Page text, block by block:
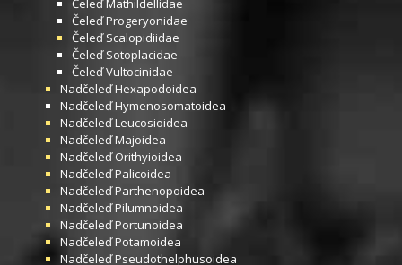
ČeleďMathildellidae
ČeleďProgeryonidae
ČeleďScalopidiidae
ČeleďSotoplacidae
ČeleďVultocinidae
NadčeleďHexapodoidea
NadčeleďHymenosomatoidea
NadčeleďLeucosioidea
NadčeleďMajoidea
NadčeleďOrithyioidea
NadčeleďPalicoidea
NadčeleďParthenopoidea
NadčeleďPilumnoidea
NadčeleďPortunoidea
NadčeleďPotamoidea
NadčeleďPseudothelphusoidea